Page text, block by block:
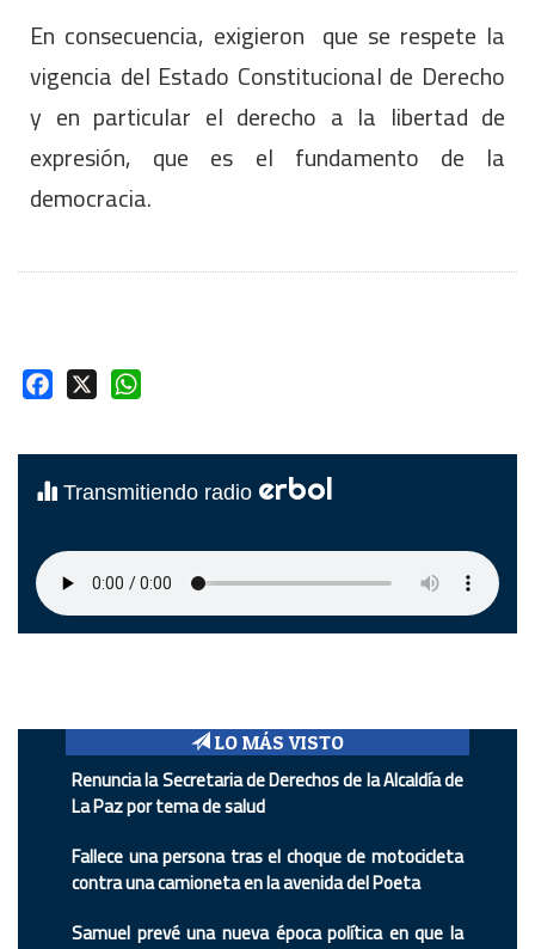
En consecuencia, exigieron que se respete la
vigencia del Estado Constitucional de Derecho
y en particular el derecho a la libertad de
expresión, que es el fundamento de la
democracia.
Facebook
Transmitiendo radio erbol
LO MÁS VISTO
Renuncia la Secretaria de Derechos de la Alcaldía de
La Paz por tema de salud
Fallece una persona tras el choque de motocicleta
contra una camioneta en la avenida del Poeta
Samuel prevé una nueva época política en que la